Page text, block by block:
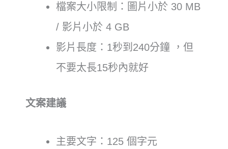
檔案大小限制：圖片小於 30 MB
/ 影片小於 4 GB
影片長度：1秒到240分鐘 ，但
不要太長15秒內就好
文案建議
主要文字：125 個字元